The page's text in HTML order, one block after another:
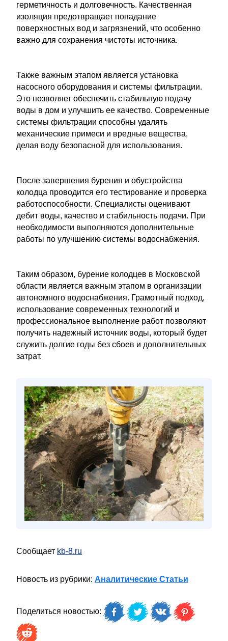
герметичность и долговечность. Качественная
изоляция предотвращает попадание
поверхностных вод и загрязнений, что особенно
важно для сохранения чистоты источника.
Также важным этапом является установка
насосного оборудования и системы фильтрации.
Это позволяет обеспечить стабильную подачу
воды в дом и улучшить ее качество. Современные
системы фильтрации способны удалять
механические примеси и вредные вещества,
делая воду безопасной для использования.
После завершения бурения и обустройства
колодца проводится его тестирование и проверка
работоспособности. Специалисты оценивают
дебит воды, качество и стабильность подачи. При
необходимости выполняются дополнительные
работы по улучшению системы водоснабжения.
Таким образом, бурение колодцев в Московской
области является важным этапом в организации
автономного водоснабжения. Грамотный подход,
использование современных технологий и
профессиональное выполнение работ позволяют
получить надежный источник воды, который будет
служить долгие годы без сбоев и дополнительных
затрат.
Сообщает kb-8.ru
Новость из рубрики: Аналитические Статьи
Поделиться новостью: